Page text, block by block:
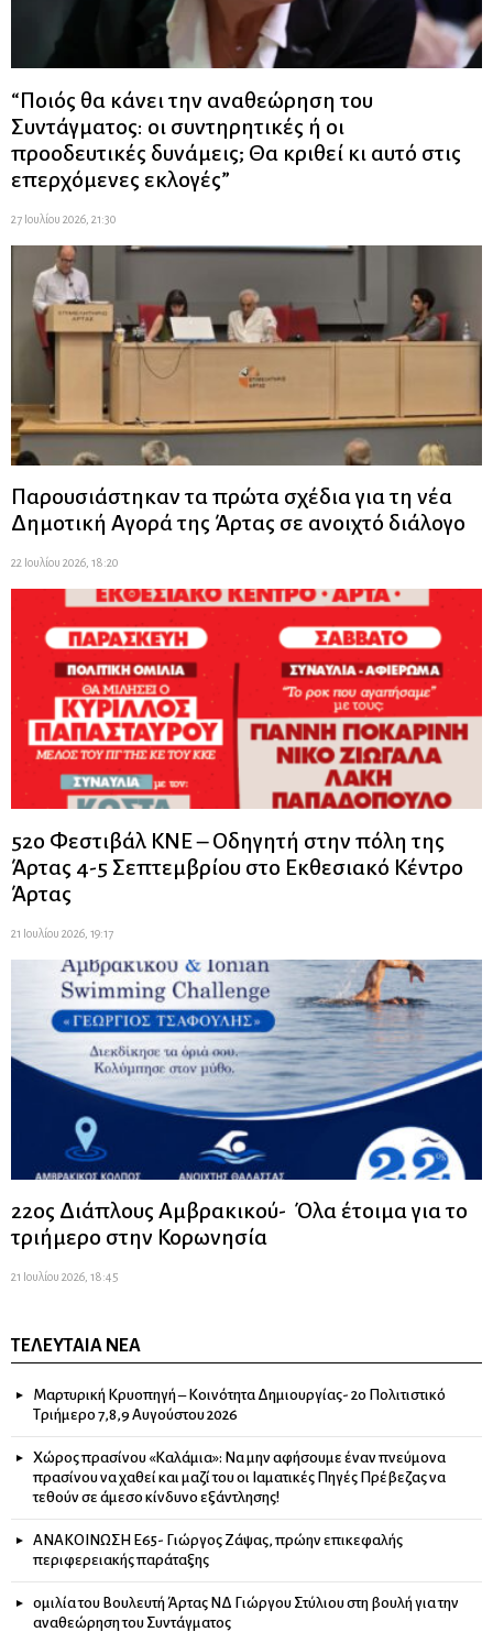
“Ποιός θα κάνει την αναθεώρηση του
Συντάγματος: οι συντηρητικές ή οι
προοδευτικές δυνάμεις; Θα κριθεί κι αυτό στις
επερχόμενες εκλογές”
27 Ιουλίου 2026, 21:30
Παρουσιάστηκαν τα πρώτα σχέδια για τη νέα
Δημοτική Αγορά της Άρτας σε ανοιχτό διάλογο
22 Ιουλίου 2026, 18:20
52ο Φεστιβάλ ΚΝΕ – Οδηγητή στην πόλη της
Άρτας 4-5 Σεπτεμβρίου στο Εκθεσιακό Κέντρο
Άρτας
21 Ιουλίου 2026, 19:17
22ος Διάπλους Αμβρακικού- Όλα έτοιμα για το
τριήμερο στην Κορωνησία
21 Ιουλίου 2026, 18:45
ΤΕΛΕΥΤΑΊΑ ΝΈΑ
Μαρτυρική Κρυοπηγή – Κοινότητα Δημιουργίας- 2ο Πολιτιστικό
Τριήμερο 7,8,9 Αυγούστου 2026
Χώρος πρασίνου «Καλάμια»: Να μην αφήσουμε έναν πνεύμονα
πρασίνου να χαθεί και μαζί του οι Ιαματικές Πηγές Πρέβεζας να
τεθούν σε άμεσο κίνδυνο εξάντλησης!
ΑΝΑΚΟΙΝΩΣΗ Ε65- Γιώργος Ζάψας, πρώην επικεφαλής
περιφερειακής παράταξης
ομιλία του Βουλευτή Άρτας ΝΔ Γιώργου Στύλιου στη βουλή για την
αναθεώρηση του Συντάγματος